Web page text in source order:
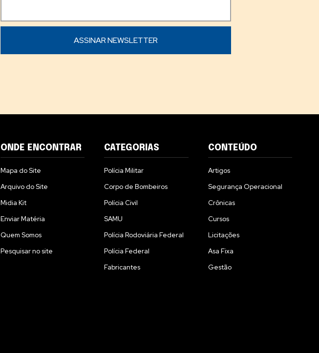
ONDE ENCONTRAR
Mapa do Site
Arquivo do Site
Midia Kit
Enviar Matéria
Quem Somos
Pesquisar no site
CATEGORIAS
Polícia Militar
Corpo de Bombeiros
Polícia Civil
SAMU
Polícia Rodoviária Federal
Polícia Federal
Fabricantes
CONTEÚDO
Artigos
Segurança Operacional
Crônicas
Cursos
Licitações
Asa Fixa
Gestão